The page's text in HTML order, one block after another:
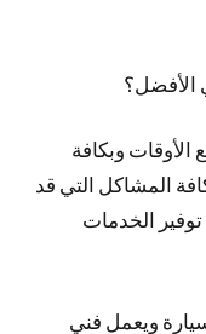
الأفضل؟
الأوقات وبكافة
المشاكل التي قد
الخدمات
ويعمل فني